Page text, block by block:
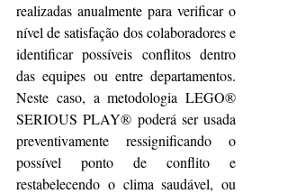
realizadas anualmente para verificar o
nível de satisfação dos colaboradores e
identificar possíveis conflitos dentro
das equipes ou entre departamentos.
Neste caso, a metodologia LEGO®
SERIOUS ​PLAY® poderá ser usada
preventivamente ressignificando o
possível ponto de conflito e